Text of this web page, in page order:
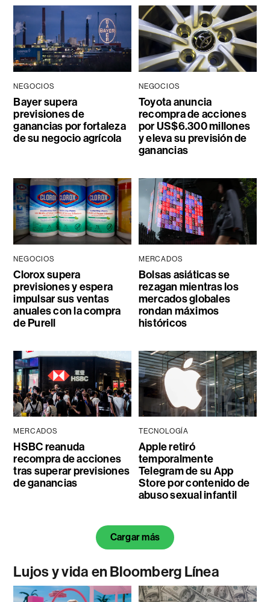
NEGOCIOS
Bayer supera
previsiones de
ganancias por fortaleza
de su negocio agrícola
NEGOCIOS
Toyota anuncia
recompra de acciones
por US$6.300 millones
y eleva su previsión de
ganancias
NEGOCIOS
Clorox supera
previsiones y espera
impulsar sus ventas
anuales con la compra
de Purell
MERCADOS
Bolsas asiáticas se
rezagan mientras los
mercados globales
rondan máximos
históricos
MERCADOS
HSBC reanuda
recompra de acciones
tras superar previsiones
de ganancias
TECNOLOGÍA
Apple retiró
temporalmente
Telegram de su App
Store por contenido de
abuso sexual infantil
Cargar más
Lujos y vida en Bloomberg Línea